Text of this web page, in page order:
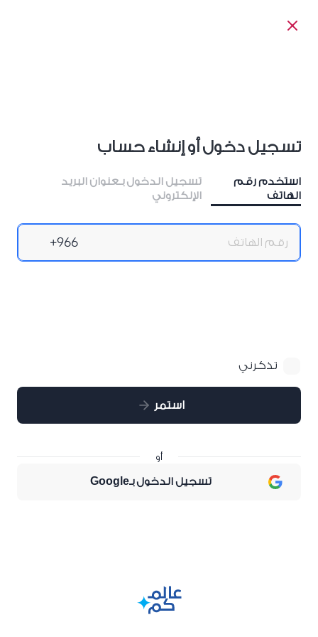
تسجيل دخول أو إنشاء حساب
استخدم رقم
الهاتف
تسجيل الدخول بـعنوان البريد
الإلكتروني
تذكرني
استمر
تسجيل الدخول بـGoogle
أو